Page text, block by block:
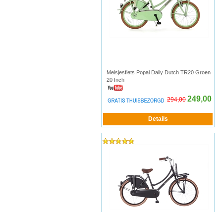
Meisjesfiets Popal Daily Dutch TR20 Groen
20 Inch
294,00 249,00